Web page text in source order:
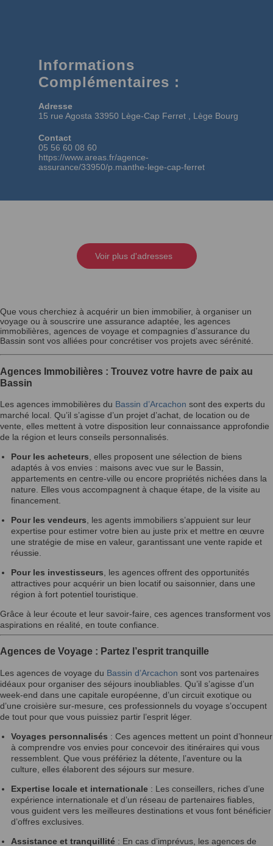
Informations
Complémentaires :
Adresse
15 rue Agosta 33950 Lège-Cap Ferret , Lège Bourg
Contact
05 56 60 08 60
https://www.areas.fr/agence-
assurance/33950/p.manthe-lege-cap-ferret
Voir plus d'adresses
Que vous cherchiez à acquérir un bien immobilier, à organiser un
voyage ou à souscrire une assurance adaptée, les agences
immobilières, agences de voyage et compagnies d’assurance du
Bassin sont vos alliées pour concrétiser vos projets avec sérénité.
Agences Immobilières : Trouvez votre havre de paix au
Bassin
Les agences immobilières du Bassin d’Arcachon sont des experts du
marché local. Qu’il s’agisse d’un projet d’achat, de location ou de
vente, elles mettent à votre disposition leur connaissance approfondie
de la région et leurs conseils personnalisés.
Pour les acheteurs , elles proposent une sélection de biens
adaptés à vos envies : maisons avec vue sur le Bassin,
appartements en centre-ville ou encore propriétés nichées dans la
nature. Elles vous accompagnent à chaque étape, de la visite au
financement.
Pour les vendeurs , les agents immobiliers s’appuient sur leur
expertise pour estimer votre bien au juste prix et mettre en œuvre
une stratégie de mise en valeur, garantissant une vente rapide et
réussie.
Pour les investisseurs , les agences offrent des opportunités
attractives pour acquérir un bien locatif ou saisonnier, dans une
région à fort potentiel touristique.
Grâce à leur écoute et leur savoir-faire, ces agences transforment vos
aspirations en réalité, en toute confiance.
Agences de Voyage : Partez l’esprit tranquille
Les agences de voyage du Bassin d’Arcachon sont vos partenaires
idéaux pour organiser des séjours inoubliables. Qu’il s’agisse d’un
week-end dans une capitale européenne, d’un circuit exotique ou
d’une croisière sur-mesure, ces professionnels du voyage s’occupent
de tout pour que vous puissiez partir l’esprit léger.
Voyages personnalisés : Ces agences mettent un point d’honneur
à comprendre vos envies pour concevoir des itinéraires qui vous
ressemblent. Que vous préfériez la détente, l’aventure ou la
culture, elles élaborent des séjours sur mesure.
Expertise locale et internationale : Les conseillers, riches d’une
expérience internationale et d’un réseau de partenaires fiables,
vous guident vers les meilleures destinations et vous font bénéficier
d’offres exclusives.
Assistance et tranquillité : En cas d’imprévus, les agences de